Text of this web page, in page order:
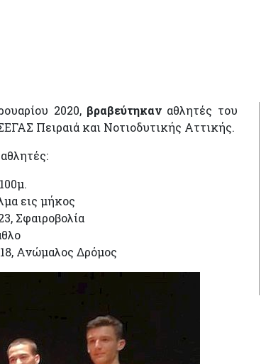
2020, βραβεύτηκαναθλητές του
Πειραιά και Νοτιοδυτικής Αττικής.
εις μήκος
Σφαιροβολία
Ανώμαλος Δρόμος